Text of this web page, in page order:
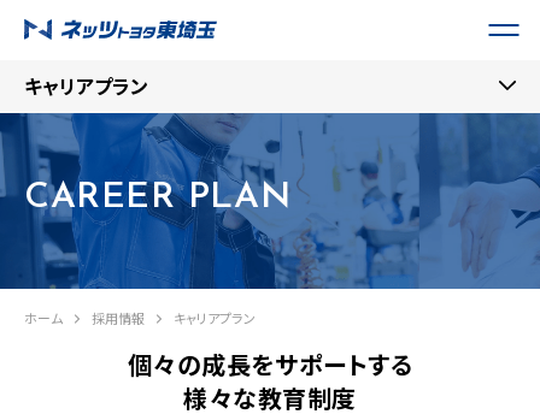
キャリアプラン
CAREER PLAN
ホーム 採用情報 キャリアプラン
個々の成長をサポートする
様々な教育制度